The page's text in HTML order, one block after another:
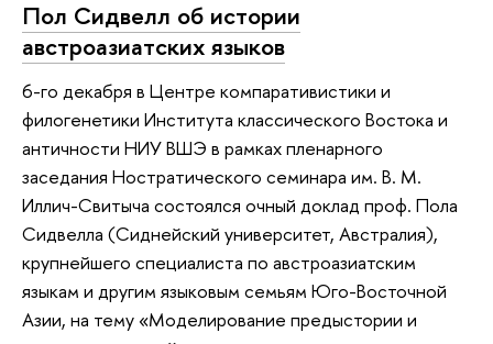
Пол Сидвелл об истории
австроазиатских языков
6-го декабря в Центре компаративистики и
филогенетики Института классического Востока и
античности НИУ ВШЭ в рамках пленарного
заседания Ностратического семинара им. В. М.
Иллич-Свитыча состоялся очный доклад проф. Пола
Сидвелла (Сиднейский университет, Австралия),
крупнейшего специалиста по австроазиатским
языкам и другим языковым семьям Юго-Восточной
Азии, на тему «Моделирование предыстории и